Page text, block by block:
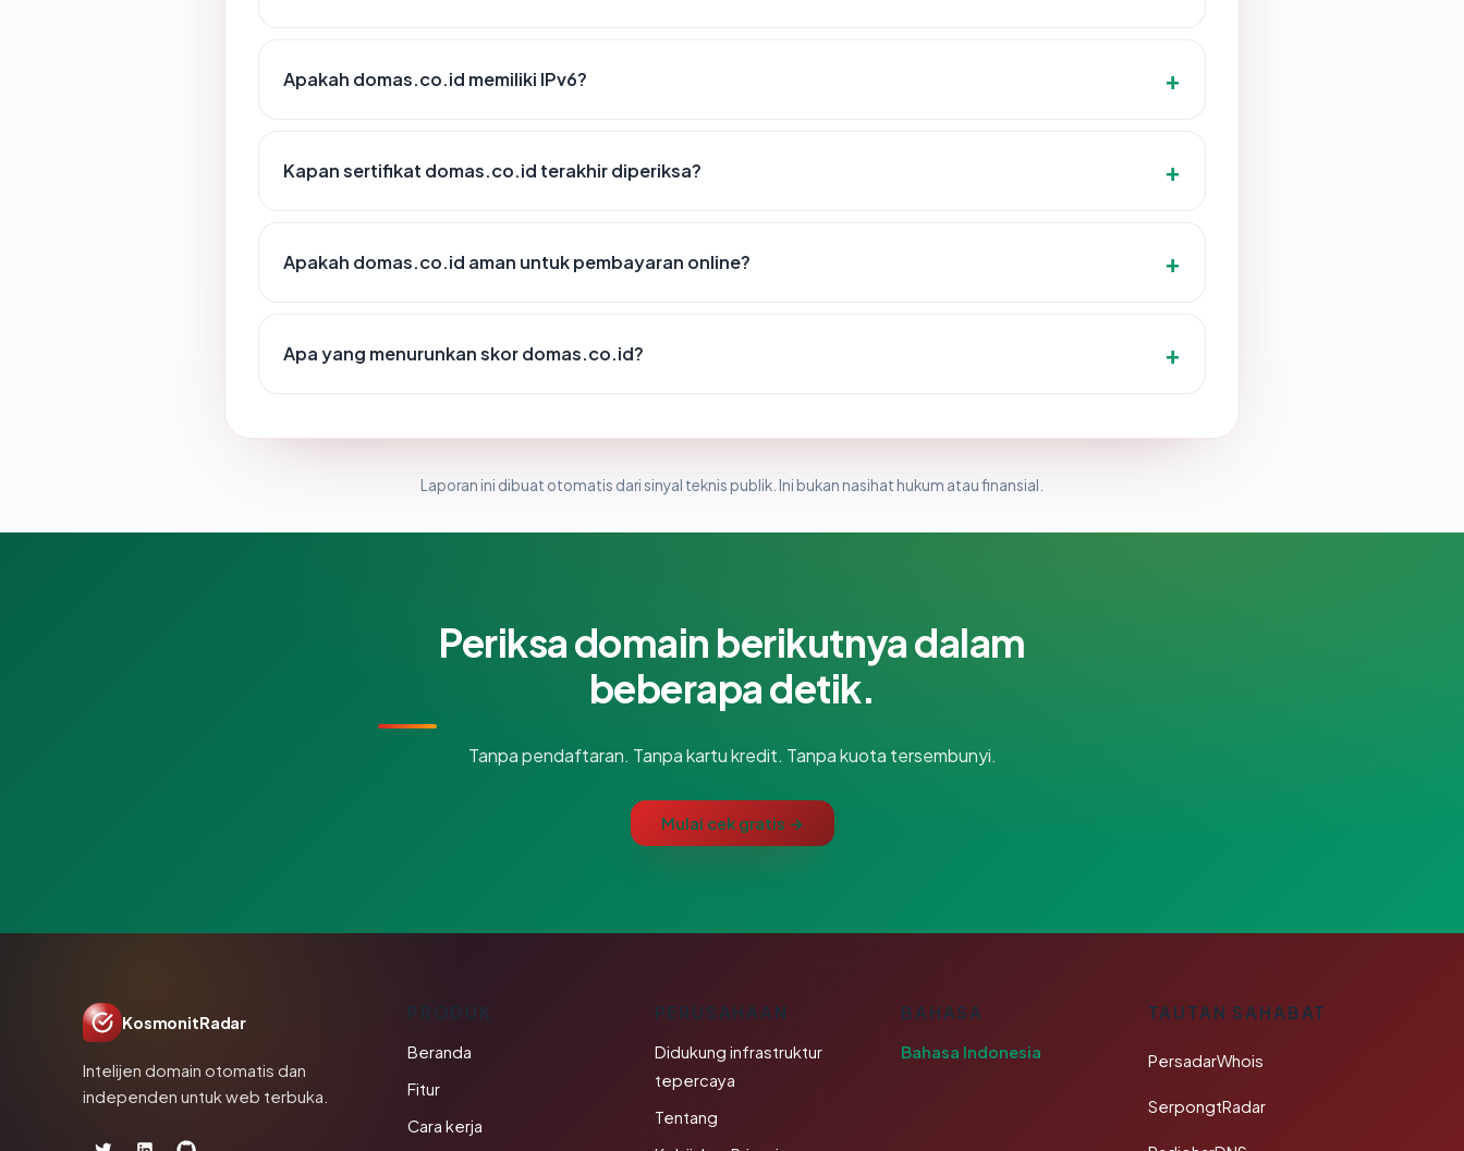
Apakah domas.co.id memiliki IPv6?
Kapan sertifikat domas.co.id terakhir diperiksa?
Apakah domas.co.id aman untuk pembayaran online?
Apa yang menurunkan skor domas.co.id?
Laporan ini dibuat otomatis dari sinyal teknis publik. Ini bukan nasihat hukum atau finansial.
Periksa domain berikutnya dalam
beberapa detik.
Tanpa pendaftaran. Tanpa kartu kredit. Tanpa kuota tersembunyi.
Mulai cek gratis →
KosmonitRadar
Intelijen domain otomatis dan
independen untuk web terbuka.
Beranda
Fitur
Cara kerja
PERUSAHAAN
Didukung infrastruktur
tepercaya
Tentang
BAHASA
Bahasa Indonesia
TAUTAN SAHABAT
PersadarWhois
SerpongtRadar